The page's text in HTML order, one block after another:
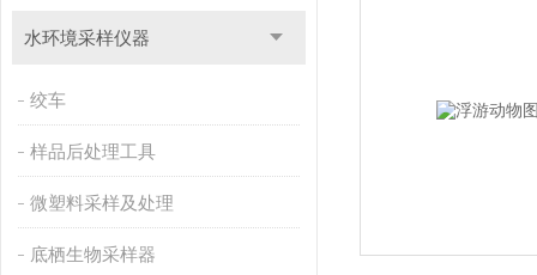
水环境采样仪器
绞车
样品后处理工具
微塑料采样及处理
底栖生物采样器